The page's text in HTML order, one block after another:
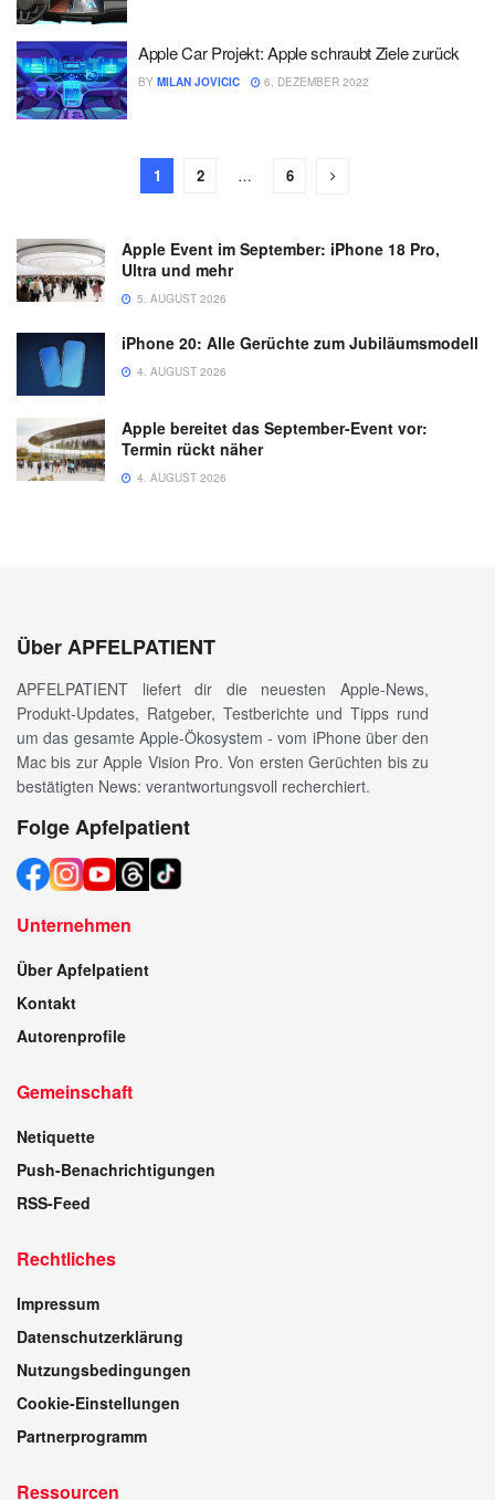
Apple Car Projekt: Apple schraubt Ziele zurück
BY MILAN JOVICIC 6. DEZEMBER 2022
1 2 … 6
Apple Event im September: iPhone 18 Pro,
Ultra und mehr
5. AUGUST 2026
iPhone 20: Alle Gerüchte zum Jubiläumsmodell
4. AUGUST 2026
Apple bereitet das September-Event vor:
Termin rückt näher
4. AUGUST 2026
Über APFELPATIENT
APFELPATIENT liefert dir die neuesten Apple-News,
Produkt-Updates, Ratgeber, Testberichte und Tipps rund
um das gesamte Apple-Ökosystem - vom iPhone über den
Mac bis zur Apple Vision Pro. Von ersten Gerüchten bis zu
bestätigten News: verantwortungsvoll recherchiert.
Folge Apfelpatient
Unternehmen
Über Apfelpatient
Kontakt
Autorenprofile
Gemeinschaft
Netiquette
Push-Benachrichtigungen
RSS-Feed
Rechtliches
Impressum
Datenschutzerklärung
Nutzungsbedingungen
Cookie-Einstellungen
Partnerprogramm
Ressourcen